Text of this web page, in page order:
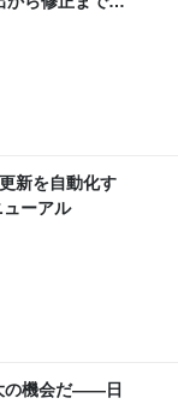
新を自動化す
ーアル
の機会だ――日